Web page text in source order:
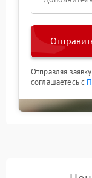
Отправляя
соглашаетесь с